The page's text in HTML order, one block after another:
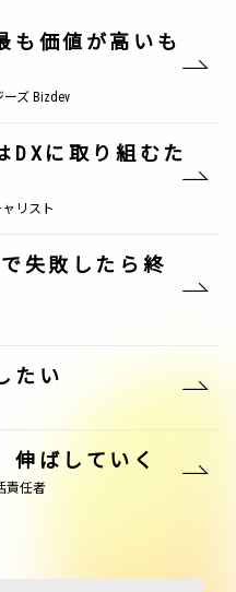
も価値が高いも
ズ Bizdev
DXに取り組むた
リスト
失敗したら終
たい
伸ばしていく
責任者